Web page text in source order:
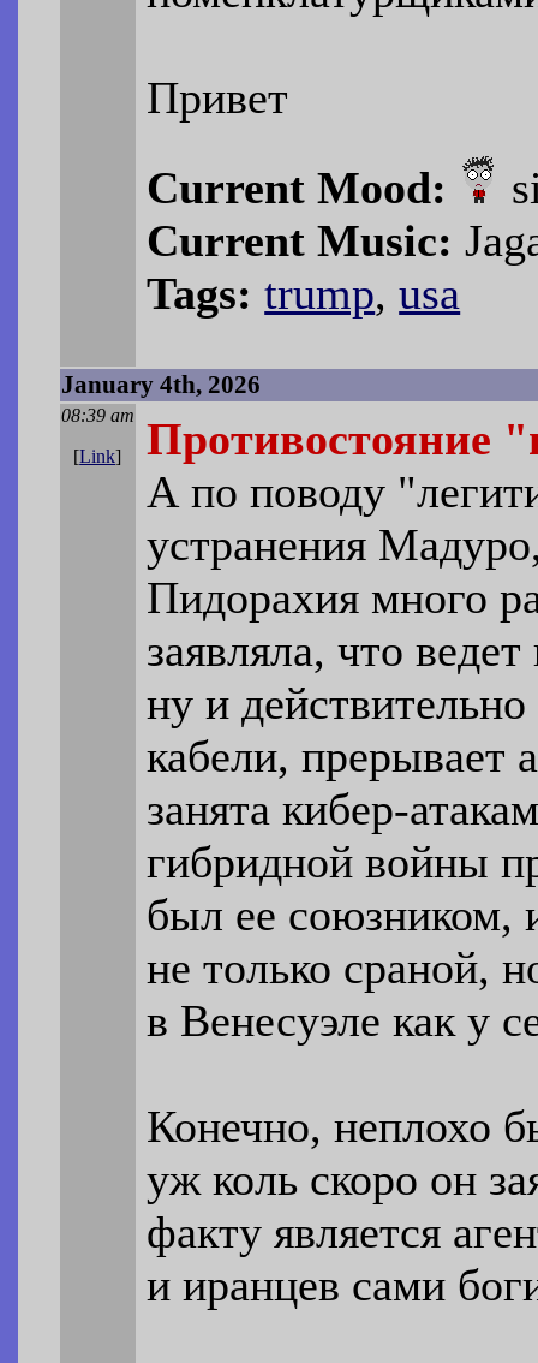
Привет
Current Mood:
Current Music:
Tags: trump,usa
January 4th, 2026
08:39 am
[Link]
Противостояние
А по поводу
устранения
Пидорахия много
заявляла, что
ну и действительно
кабели, прерывает
занята кибер-
гибридной войны
был ее союзником,
не только сраной,
в Венесуэле как у
Конечно, неплохо
уж коль скоро он
факту является
и иранцев сами